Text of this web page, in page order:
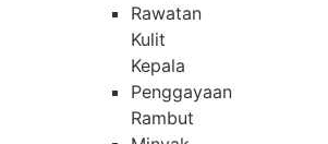
Rawatan
Kulit
Kepala
Penggayaan
Rambut